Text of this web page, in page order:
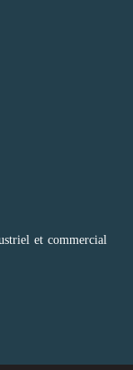
et commercial